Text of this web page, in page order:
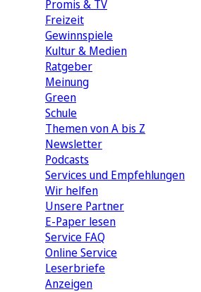
Promis & TV
Freizeit
Gewinnspiele
Kultur & Medien
Ratgeber
Meinung
Green
Schule
Themen von A bis Z
Newsletter
Podcasts
Services und Empfehlungen
Wir helfen
Unsere Partner
E-Paper lesen
Service FAQ
Online Service
Leserbriefe
Anzeigen